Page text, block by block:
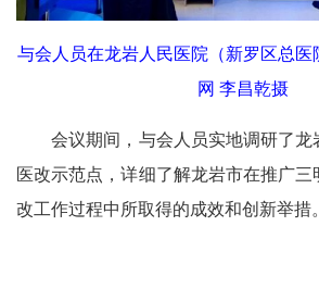
与会人员在龙岩人民医院（新罗区总医
网 李昌乾摄
会议期间，与会人员实地调研了龙
医改示范点，详细了解龙岩市在推广
改工作过程中所取得的成效和创新举措。